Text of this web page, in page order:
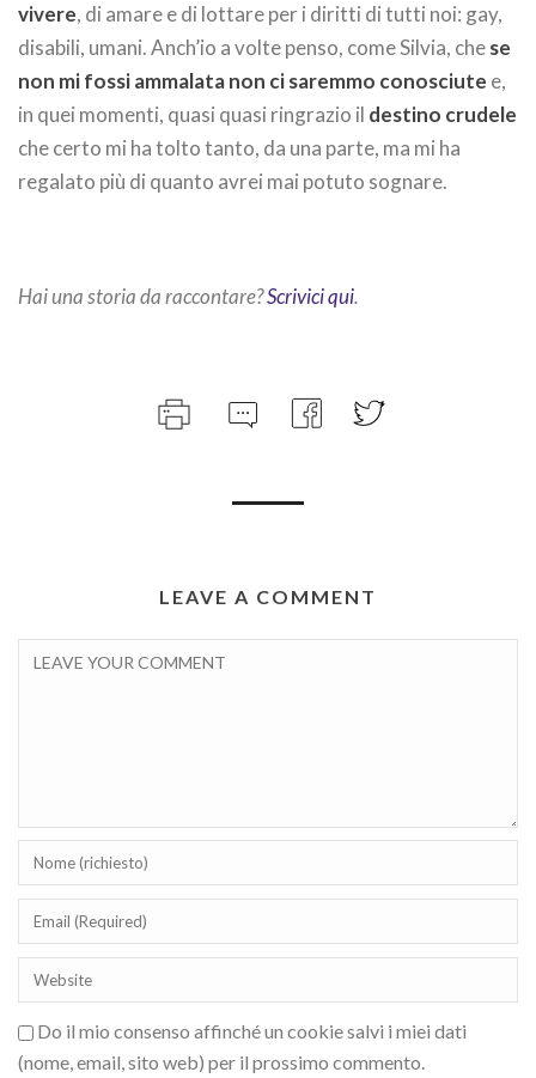
vivere, di amare e di lottare per i diritti di tutti noi: gay,
disabili, umani. Anch’io a volte penso, come Silvia, chese
non mi fossi ammalata non ci saremmo conosciute e,
in quei momenti, quasi quasi ringrazio il destino crudele
che certo mi ha tolto tanto, da una parte, ma mi ha
regalato più di quanto avrei mai potuto sognare.
Hai una storia da raccontare?Scrivici qui.
LEAVE A COMMENT
Do il mio consenso affinché un cookie salvi i miei dati
(nome, email, sito web) per il prossimo commento.